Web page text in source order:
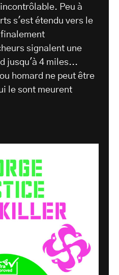
Peu à
s'est étendu vers le
signalent une
jusqu'à 4 miles...
homard ne peut être
le sont meurent